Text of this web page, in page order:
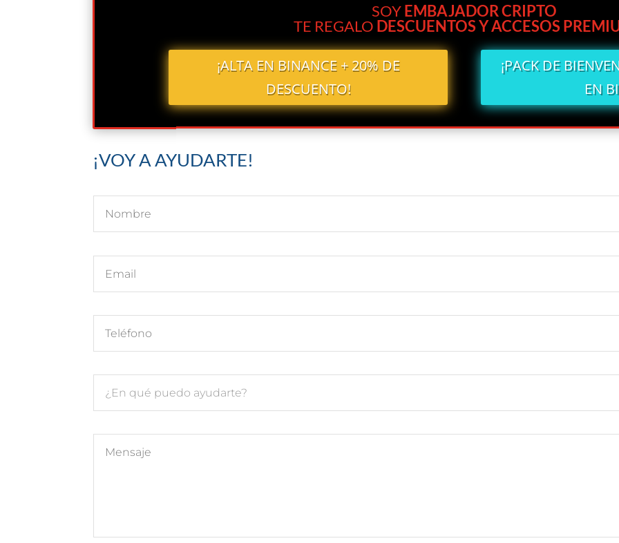
SOYEMBAJADOR CRIPTO
TE REGALO DESCUENTOS Y ACCESOS
¡ALTA EN BINANCE + 20% DE
DESCUENTO!
¡PACK DE
EN
¡VOY A AYUDARTE!